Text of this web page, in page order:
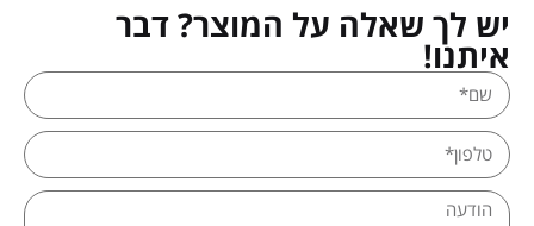
יש לך שאלה על המוצר? דבר
איתנו!